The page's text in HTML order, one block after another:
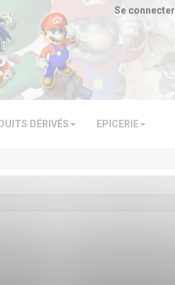
Se connecter
DÉRIVÉS EPICERIE